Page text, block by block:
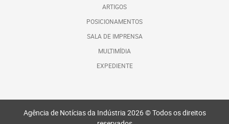
ARTIGOS
POSICIONAMENTOS
SALA DE IMPRENSA
MULTIMÍDIA
EXPEDIENTE
Agência de Notícias da Indústria 2026 © Todos os direitos